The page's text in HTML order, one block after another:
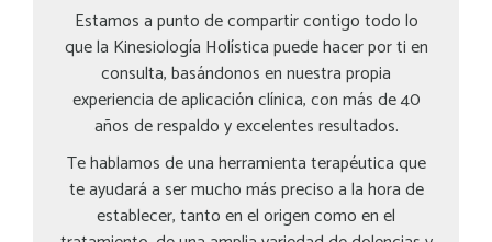
Estamos a punto de compartir contigo todo lo
que la Kinesiología Holística puede hacer por ti en
consulta, basándonos en nuestra propia
experiencia de aplicación clínica, con más de 40
años de respaldo y excelentes resultados.
Te hablamos de una herramienta terapéutica que
te ayudará a ser mucho más preciso a la hora de
establecer, tanto en el origen como en el